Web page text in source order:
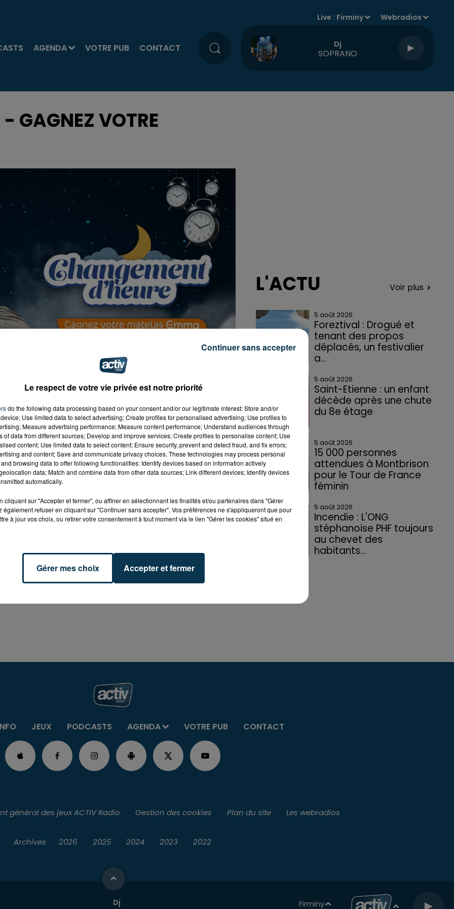
AGENDA VOTRE PUB CONTACT
Live : Firminy Webradios
Dj
SOPRANO
GAGNEZ VOTRE
DORT ENCORE MIEUX AVEC ACTIV !
ACTIVetla Halle au Sommeil de Roanne
et soutient la colonne, le dos, les épaules et les
assure des nuits fraîches, saines et reposantes.
appelez le standard au
pour
L'ACTU Voir plus
5 août 2026
Foreztival : Drogué et
tenant des propos
déplacés, un festivalier
a...
5 août 2026
Saint-Etienne : un enfant
décède après une chute
du 8e étage
5 août 2026
15 000 personnes
attendues à Montbrison
pour le Tour de France
féminin
5 août 2026
Incendie : L'ONG
stéphanoise PHF toujours
au chevet des
habitants...
JEUX PODCASTS AGENDA VOTRE PUB CONTACT
Dj Firminy
général des jeux ACTIV Radio Gestion des cookies Plan du site Les webradios
Archives 2026 2025 2024 2023 2022
Le respect de votre vie privée est notre priorité
do the following data processing based on your consent and/or our legitimate interest: Store and/or
Use limited data to select advertising; Create profiles for personalised advertising; Use profiles to
Measure advertising performance; Measure content performance; Understand audiences through
of data from different sources; Develop and improve services; Create profiles to personalise content; Use
content; Use limited data to select content; Ensure security, prevent and detect fraud, and fix errors;
and content; Save and communicate privacy choices. These technologies may process personal
browsing data to offer following functionalities: Identify devices based on information actively
data; Match and combine data from other data sources; Link different devices; Identify devices
automatically.
cliquant sur "Accepter et fermer", ou affiner en sélectionnant les finalités et/ou partenaires dans "Gérer
également refuser en cliquant sur "Continuer sans accepter". Vos préférences ne s'appliqueront que pour
à jour vos choix, ou retirer votre consentement à tout moment via le lien "Gérer les cookies" situé en
Gérer mes choix Accepter et fermer
Continuer sans accepter